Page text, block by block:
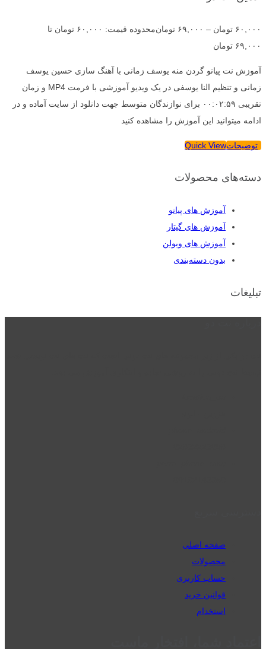
۶۰,۰۰۰ تومان – ۶۹,۰۰۰ تومان
محدوده قیمت: ۶۰,۰۰۰ تومان تا
۶۹,۰۰۰ تومان
آموزش نت پیانو گردن منه یوسف زمانی با آهنگ سازی حسین یوسف
زمانی و تنظیم النا یوسفی در یک ویدیو آموزشی با فرمت MP4 و زمان
تقریبی ۰۰:۰۲:۵۹ برای نوازندگان متوسط جهت دانلود از سایت آماده و در
ادامه میتوانید این آموزش را مشاهده کنید
توضیحاتQuick View
دسته‌های محصولات
آموزش های پیانو
آموزش های گیتار
آموزش های ویولن
بدون دسته‌بندی
تبلیغات
صفحه اصلی
محصولات
حساب کاربری
قوانین خرید
استخدام